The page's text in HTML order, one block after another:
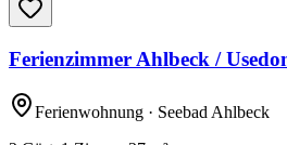
Ferienzimmer Ahlbeck /
Ferienwohnung · Seebad Ahlbeck